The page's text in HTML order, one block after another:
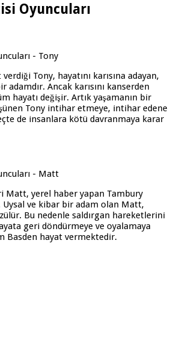
Oyuncuları
Tony, hayatını karısına adayan,
adamdır. Ancak karısını kanserden
hayatı değişir. Artık yaşamanın bir
Tony intihar etmeye, intihar edene
de insanlara kötü davranmaya karar
Matt, yerel haber yapan Tambury
ve kibar bir adam olan Matt,
Bu nedenle saldırgan hareketlerini
geri döndürmeye ve oyalamaya
Basden hayat vermektedir.